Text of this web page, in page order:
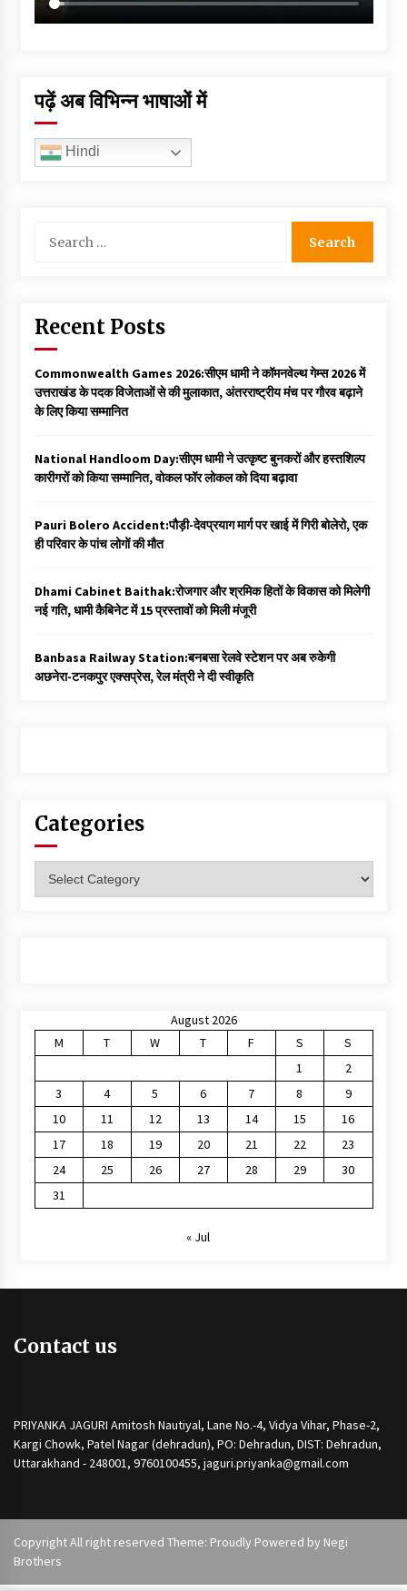
पढ़ें अब विभिन्न भाषाओं में
Hindi
for:
Recent Posts
Commonwealth Games 2026:सीएम धामी ने कॉमनवेल्थ गेम्स 2026 में
उत्तराखंड के पदक विजेताओं से की मुलाकात, अंतरराष्ट्रीय मंच पर गौरव बढ़ाने
के लिए किया सम्मानित
National Handloom Day:सीएम धामी ने उत्कृष्ट बुनकरों और हस्तशिल्प
कारीगरों को किया सम्मानित, वोकल फॉर लोकल को दिया बढ़ावा
Pauri Bolero Accident:पौड़ी-देवप्रयाग मार्ग पर खाई में गिरी बोलेरो, एक
ही परिवार के पांच लोगों की मौत
Dhami Cabinet Baithak:रोजगार और श्रमिक हितों के विकास को मिलेगी
नई गति, धामी कैबिनेट में 15 प्रस्तावों को मिली मंजूरी
Banbasa Railway Station:बनबसा रेलवे स्टेशन पर अब रुकेगी
अछनेरा-टनकपुर एक्सप्रेस, रेल मंत्री ने दी स्वीकृति
Categories
August 2026
M
T W T F S
S
1
2
3
4 5 6 7 8
9
10
11 12 13 14 15
16
17
18 19 20 21 22
23
24
25 26 27 28 29
30
31
« Jul
Contact us
PRIYANKA JAGURI Amitosh Nautiyal, Lane No.-4, Vidya Vihar, Phase-2,
Kargi Chowk, Patel Nagar (dehradun), PO: Dehradun, DIST: Dehradun,
Uttarakhand - 248001, 9760100455, jaguri.priyanka@gmail.com
Copyright All right reserved Theme: Proudly Powered by Negi
Brothers